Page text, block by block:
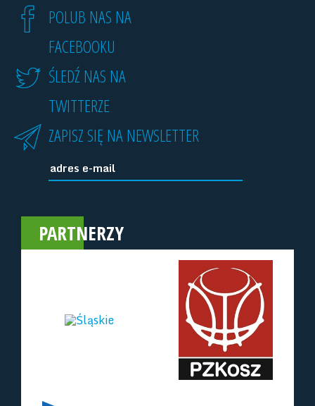
POLUB NAS NA
FACEBOOKU
ŚLEDŹ NAS NA
TWITTERZE
ZAPISZ SIĘ NA NEWSLETTER
PARTNERZY